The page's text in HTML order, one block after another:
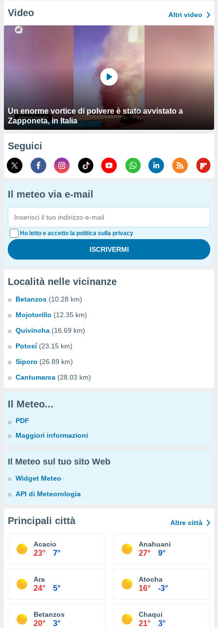
Video Altri video
Un enorme vortice di polvere è stato avvistato a
Zapponeta, in Italia
Seguici
Il meteo via e-mail
Ho letto e accetto la politica sulla privacy
Località nelle vicinanze
Betanzos (10.28 km)
Mojotorillo (12.35 km)
Quivincha (16.69 km)
Potosí (23.15 km)
Siporo (26.89 km)
Cantumarca (28.03 km)
Il Meteo...
PDF
Maggiori informazioni
Il Meteo sul tuo sito Web
Widget Meteo
API di Meteorologia
Principali città Altre città
Acacio
23° 7°
Anahuani
27° 9°
Ara
24° 5°
Atocha
16° -3°
Betanzos
20° 3°
Chaqui
21° 3°